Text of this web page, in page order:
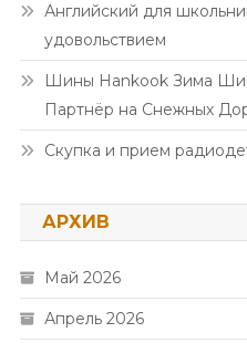
Английский для
удовольствием
Шины Hankook Зима
Партнёр на Снежных
Скупка и прием
АРХИВ
Май 2026
Апрель 2026